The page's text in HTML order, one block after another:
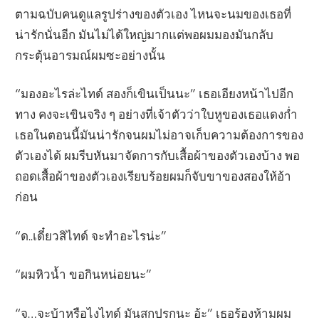
ตามฉบับคนดูแลรูปร่างของตัวเอง ไหนจะนมของเธอที่
น่ารักนั่นอีก มันไม่ได้ใหญ่มากแต่พอผมมองมันกลับ
กระตุ้นอารมณ์ผมซะอย่างนั้น
“มองอะไรล่ะไทด์ สองก็เขินเป็นนะ” เธอเอียงหน้าไปอีก
ทาง คงจะเขินจริง ๆ อย่างที่เจ้าตัวว่าใบหูของเธอแดงก่ำ
เธอในตอนนี้มันน่ารักจนผมไม่อาจเก็บความต้องการของ
ตัวเองได้ ผมรีบหันมาจัดการกับเสื้อผ้าของตัวเองบ้าง พอ
ถอดเสื้อผ้าของตัวเองเรียบร้อยผมก็จับขาของสองให้อ้า
ก่อน
“ด..เดี๋ยวสิไทด์ จะทำอะไรน่ะ”
“ผมหิวน้ำ ขอกินหน่อยนะ”
“จ…จะบ้าหรือไงไทด์ มันสกปรกนะ อ้ะ” เธอร้องห้ามผม